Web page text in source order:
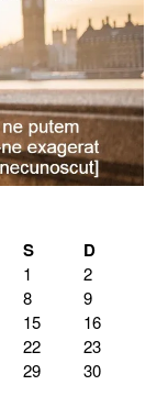
S D
1
2
8
9
15
16
22
23
29
30